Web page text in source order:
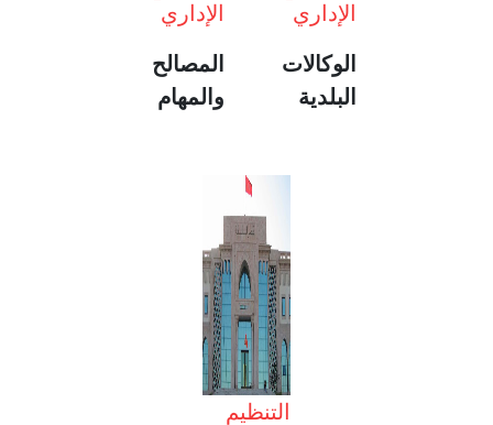
الإداري
الوكالات
البلدية
الإداري
المصالح
والمهام
التنظيم